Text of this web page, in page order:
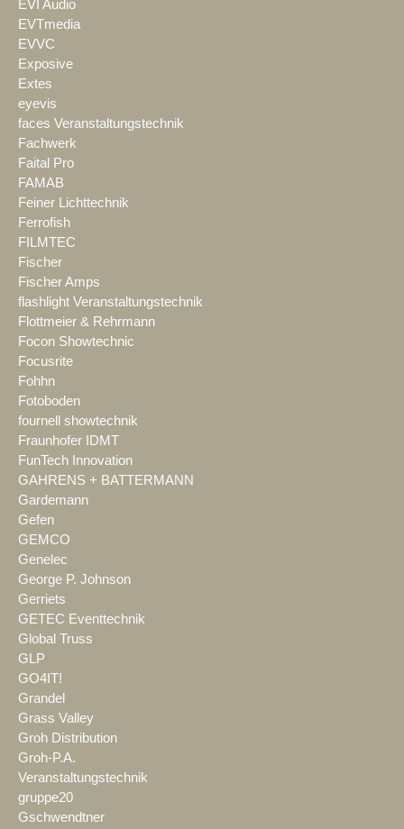
EVI Audio
EVTmedia
EVVC
Exposive
Extes
eyevis
faces Veranstaltungstechnik
Fachwerk
Faital Pro
FAMAB
Feiner Lichttechnik
Ferrofish
FILMTEC
Fischer
Fischer Amps
flashlight Veranstaltungstechnik
Flottmeier & Rehrmann
Focon Showtechnic
Focusrite
Fohhn
Fotoboden
fournell showtechnik
Fraunhofer IDMT
FunTech Innovation
GAHRENS + BATTERMANN
Gardemann
Gefen
GEMCO
Genelec
George P. Johnson
Gerriets
GETEC Eventtechnik
Global Truss
GLP
GO4IT!
Grandel
Grass Valley
Groh Distribution
Groh-P.A.
Veranstaltungstechnik
gruppe20
Gschwendtner